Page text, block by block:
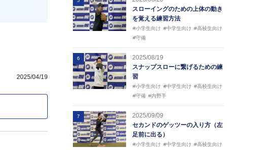
2025/04/19
スローイングのための上体の動き
を覚える練習方法
#小学生向け #中学生向け #高校生向け
#守備
6
2025/08/19
スナップスローに繋げるための練
習
#小学生向け #中学生向け #高校生向け
#守備 #内野手
7
2025/09/09
セカンドのゲッツーの入り方（左
足前に出る）
#小学生向け #中学生向け #高校生向け